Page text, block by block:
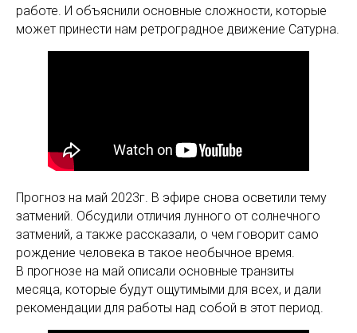
работе. И объяснили основные сложности, которые
может принести нам ретроградное движение Сатурна.
Прогноз на май 2023г. В эфире снова осветили тему
затмений. Обсудили отличия лунного от солнечного
затмений, а также рассказали, о чем говорит само
рождение человека в такое необычное время.
В прогнозе на май описали основные транзиты
месяца, которые будут ощутимыми для всех, и дали
рекомендации для работы над собой в этот период.